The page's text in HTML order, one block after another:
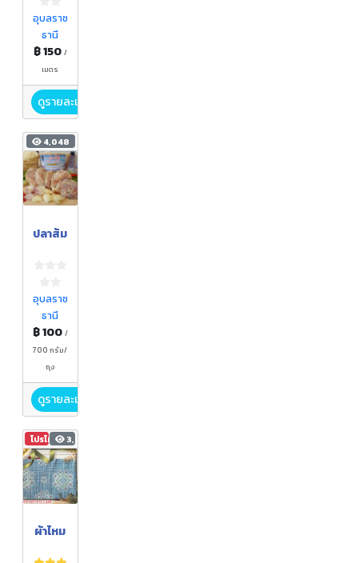
ธรรมช
าติ
อุบลราช
ธานี
฿ 150 /
เมตร
ดูรายละเอียด
4,048
ปลาส้ม
อุบลราช
ธานี
฿ 100 /
700 กรัม/
ถุง
ดูรายละเอียด
โปรโมชัน3,428
ผ้าไหม